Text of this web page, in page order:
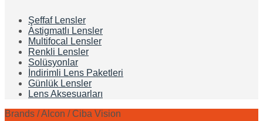
Şeffaf Lensler
Astigmatlı Lensler
Multifocal Lensler
Renkli Lensler
Solüsyonlar
İndirimli Lens Paketleri
Günlük Lensler
Lens Aksesuarları
Brands /Alcon / Ciba Vision